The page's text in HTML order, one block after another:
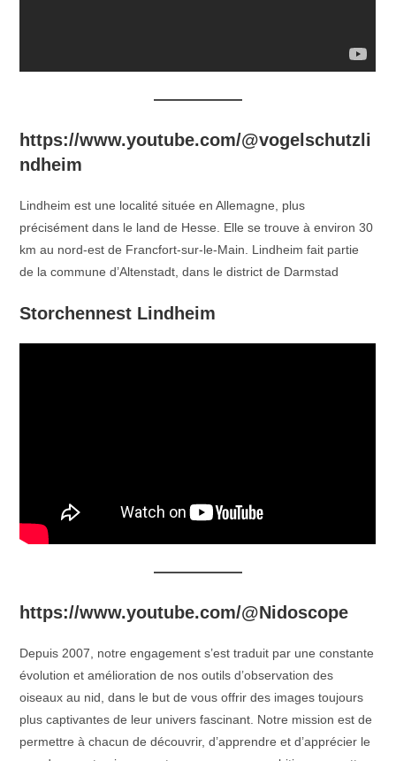
https://www.youtube.com/@vogelschutzli
ndheim
Lindheim est une localité située en Allemagne, plus
précisément dans le land de Hesse. Elle se trouve à environ 30
km au nord-est de Francfort-sur-le-Main. Lindheim fait partie
de la commune d’Altenstadt, dans le district de Darmstad
Storchennest Lindheim
https://www.youtube.com/@Nidoscope
Depuis 2007, notre engagement s’est traduit par une constante
évolution et amélioration de nos outils d’observation des
oiseaux au nid, dans le but de vous offrir des images toujours
plus captivantes de leur univers fascinant. Notre mission est de
permettre à chacun de découvrir, d’apprendre et d’apprécier le